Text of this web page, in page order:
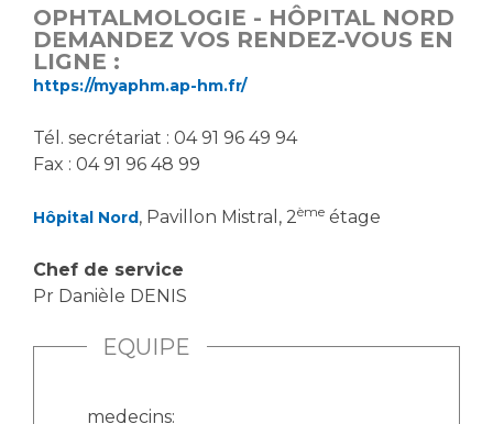
OPHTALMOLOGIE - HÔPITAL NORD
DEMANDEZ VOS RENDEZ-VOUS EN
LIGNE :
https://myaphm.ap-hm.fr/
Tél. secrétariat : 04 91 96 49 94
Fax : 04 91 96 48 99
Hôpital Nord, Pavillon Mistral, 2ème étage
Chef de service
Pr Danièle DENIS
EQUIPE
medecins: